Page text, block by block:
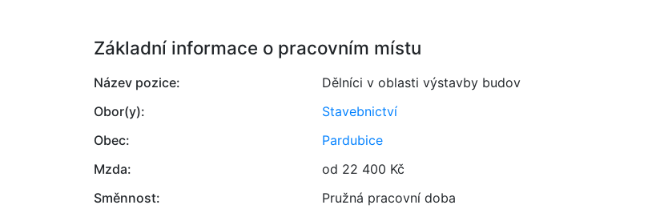
Základní informace o pracovním místu
Název pozice:
Dělníci v oblasti výstavby budov
Obor(y):
Stavebnictví
Obec:
Pardubice
Mzda:
od 22 400 Kč
Směnnost:
Pružná pracovní doba